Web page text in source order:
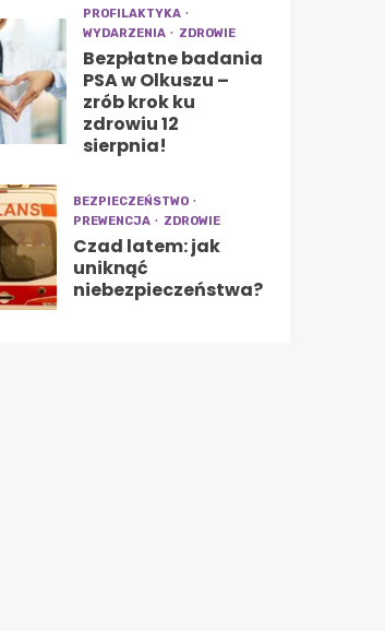
PROFILAKTYKA
WYDARZENIA
ZDROWIE
Bezpłatne badania
PSA w Olkuszu –
zrób krok ku
zdrowiu 12
sierpnia!
BEZPIECZEŃSTWO
PREWENCJA
ZDROWIE
Czad latem: jak
uniknąć
niebezpieczeństwa?